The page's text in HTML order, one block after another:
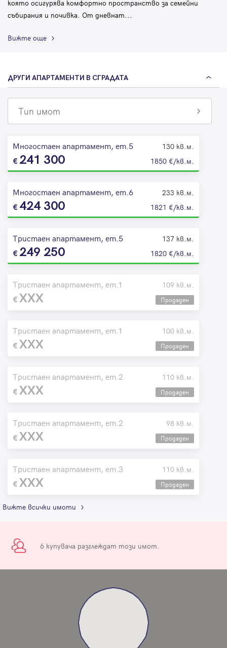
която осигурява комфортно пространство за семейни
събирания и почивка. От дневнат...
Вижте още
ДРУГИ АПАРТАМЕНТИ В СГРАДАТА
Тип имот
Многостаен апартамент, ет.5 130 кв.м.
241 300 1850 €/кв.м.
Многостаен апартамент, ет.6 233 кв.м.
424 300 1821 €/кв.м.
Тристаен апартамент, ет.5 137 кв.м.
249 250 1820 €/кв.м.
Тристаен апартамент, ет.1 109 кв.м.
XXX Продаден
Тристаен апартамент, ет.1 100 кв.м.
XXX Продаден
Тристаен апартамент, ет.2 110 кв.м.
XXX Продаден
Тристаен апартамент, ет.2 98 кв.м.
XXX Продаден
Тристаен апартамент, ет.3 110 кв.м.
XXX Продаден
Вижте всички имоти
6 купувача разглеждат този имот.